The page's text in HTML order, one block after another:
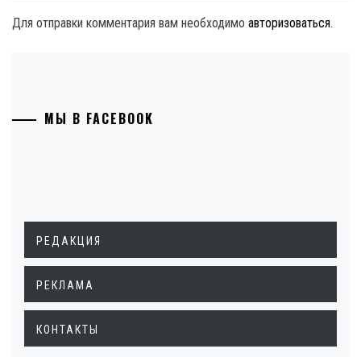
Для отправки комментария вам необходимо авторизоваться.
МЫ В FACEBOOK
РЕДАКЦИЯ
РЕКЛАМА
КОНТАКТЫ